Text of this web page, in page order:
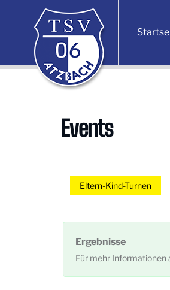
Events
Eltern-Kind-Turnen
Ergebnisse
Für mehr Informationen